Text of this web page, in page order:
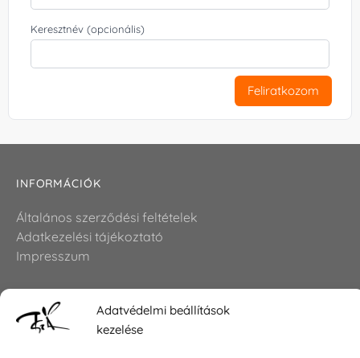
Adatvédelmi beállítások
kezelése
Keresztnév (opcionális)
Feliratkozom
INFORMÁCIÓK
Általános szerződési feltételek
Adatkezelési tájékoztató
Impresszum
KAPCSOLAT